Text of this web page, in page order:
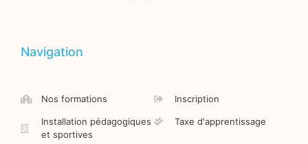
Navigation
Nos formations
Installation pédagogiques
et sportives
Inscription
Taxe d'apprentissage